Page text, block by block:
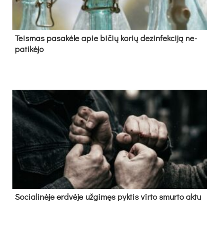
Teis­mas pa­sa­kė­le apie bi­čių ko­rių de­zin­fek­ci­ją ne­
pa­ti­kė­jo
So­cia­li­nė­je erd­vė­je už­gi­męs pyk­tis vir­to smur­to ak­tu